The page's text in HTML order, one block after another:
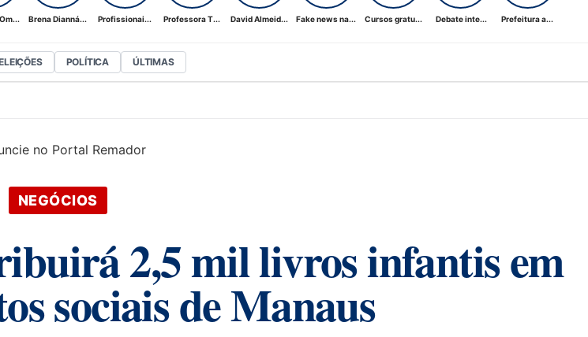
Brena Dianná... Profissionai... Professora T... David Almeid... Fake news na... Cursos gratu... Debate inte... Prefeitura a...
POLÍTICA ÚLTIMAS
NEGÓCIOS
2,5 mil livros infantis em
sociais de Manaus